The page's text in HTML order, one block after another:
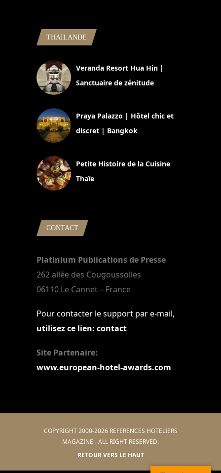
THAILANDE
Veranda Resort Hua Hin |
Sanctuaire de zénitude
Praya Palazzo | Hôtel chic et
discret | Bangkok
Petite Histoire de la Cuisine
Thaïe
CONTACT
Platinium Publications de Presse
262 allée des Cougoussolles
06110 Le Cannet – France
Pour contacter le support par e-mail,
utilisez ce lien: contact
Site Partenaire:
www.european-hotel-awards.com
COPYRIGHT 2000-2026 REFERENCES HOTELIERS
MAGAZINE - ALL RIGHT RESERVED.
RETOUR VERS LE HAUT